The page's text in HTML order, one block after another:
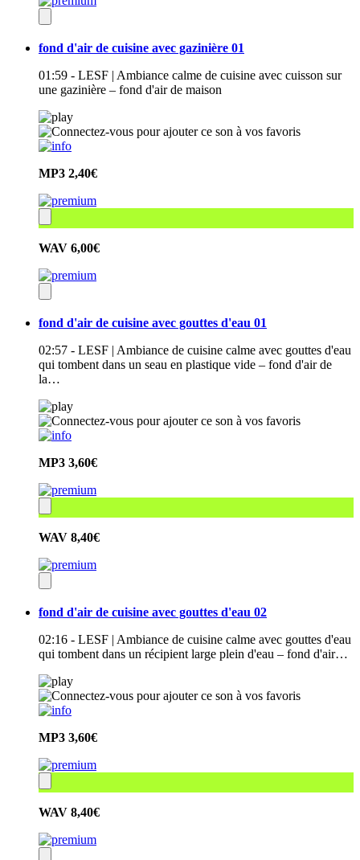
fond d'air de cuisine avec gazinière 01
01:59 - LESF | Ambiance calme de cuisine avec cuisson sur
une gazinière – fond d'air de maison
MP3 2,40€
WAV 6,00€
fond d'air de cuisine avec gouttes d'eau 01
02:57 - LESF | Ambiance de cuisine calme avec gouttes d'eau
qui tombent dans un seau en plastique vide – fond d'air de
la…
MP3 3,60€
WAV 8,40€
fond d'air de cuisine avec gouttes d'eau 02
02:16 - LESF | Ambiance de cuisine calme avec gouttes d'eau
qui tombent dans un récipient large plein d'eau – fond d'air…
MP3 3,60€
WAV 8,40€